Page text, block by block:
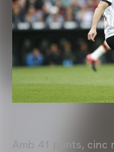
Amb 41 punts,